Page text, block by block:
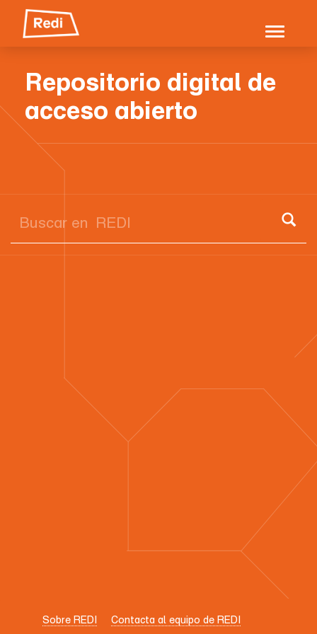
navigation
Repositorio digital de
acceso abierto
Sobre REDI Contacta al equipo de REDI